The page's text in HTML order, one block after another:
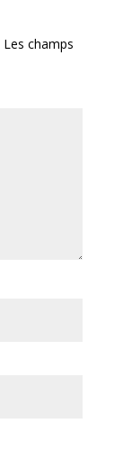
Les champs